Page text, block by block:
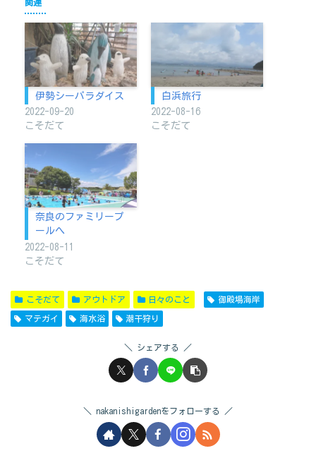
関連
伊勢シーパラダイス
2022-09-20
こそだて
白浜旅行
2022-08-16
こそだて
奈良のファミリープ
ールへ
2022-08-11
こそだて
こそだて アウトドア 日々のこと 御殿場海岸
マテガイ 海水浴 潮干狩り
シェアする
nakanishigardenをフォローする